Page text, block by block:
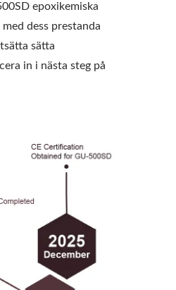
epoxikemiska
dess prestanda
sätta
in i nästa steg på